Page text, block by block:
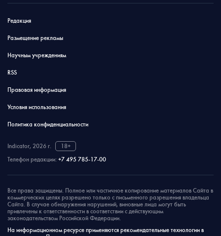
Редакция
Размещение рекламы
Научным учреждениям
RSS
Правовая информация
Условия использования
Политика конфиденциальности
Indicator, 2026 г.
18+
Телефон редакции: +7 495 785-17-00
Все права защищены. Полное или частичное копирование материалов Сайта в
коммерческих целях разрешено только с письменного разрешения владельца
Сайта. В случае обнаружения нарушений, виновные лица могут быть
привлечены к ответственности в соответствии с действующим
законодательством Российской Федерации.
На информационном ресурсе применяются рекомендательные технологии в